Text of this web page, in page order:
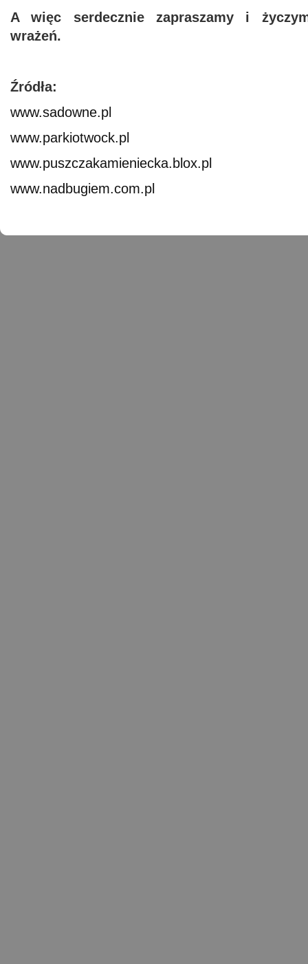
A więc serdecznie zapraszamy i
wrażeń.
Źródła:
www.sadowne.pl
www.parkiotwock.pl
www.puszczakamieniecka.blox.pl
www.nadbugiem.com.pl